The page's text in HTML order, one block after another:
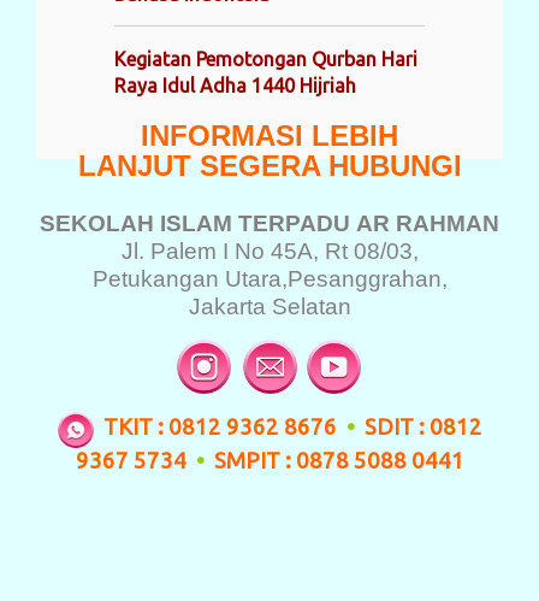
Kegiatan Pemotongan Qurban Hari
Raya Idul Adha 1440 Hijriah
INFORMASI LEBIH
LANJUT SEGERA HUBUNGI
SEKOLAH ISLAM TERPADU AR RAHMAN
Jl. Palem I No 45A, Rt 08/03,
Petukangan Utara,Pesanggrahan,
Jakarta Selatan
TKIT : 0812 9362 8676 • SDIT : 0812
9367 5734 • SMPIT : 0878 5088 0441